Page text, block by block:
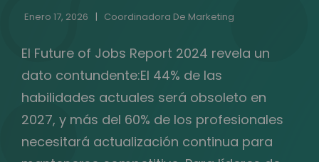
Enero 17, 2026 Coordinadora De Marketing
El Future of Jobs Report 2024 revela un
dato contundente:El 44% de las
habilidades actuales será obsoleto en
2027, y más del 60% de los profesionales
necesitará actualización continua para